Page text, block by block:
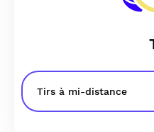
Tirs à mi-distance